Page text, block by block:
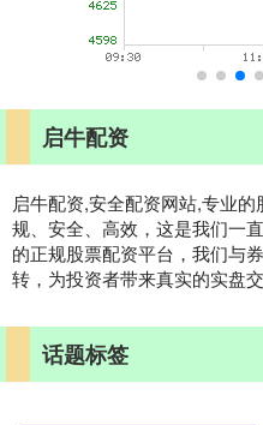
启牛配资
启牛配资,安全配资网站,专业
规、安全、高效，这是我们一
的正规股票配资平台，我们与
转，为投资者带来真实的实盘交
话题标签